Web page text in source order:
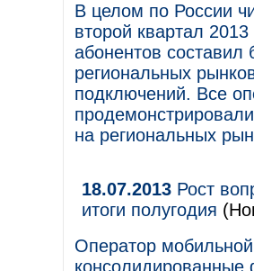
В целом по России
второй квартал
абонентов
региональных
подключений. Все
на региональных
18.07.2013 Рост
итоги полугодия
Оператор
консолидированные